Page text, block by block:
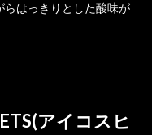
はっきりとした酸味が
アイコスヒ